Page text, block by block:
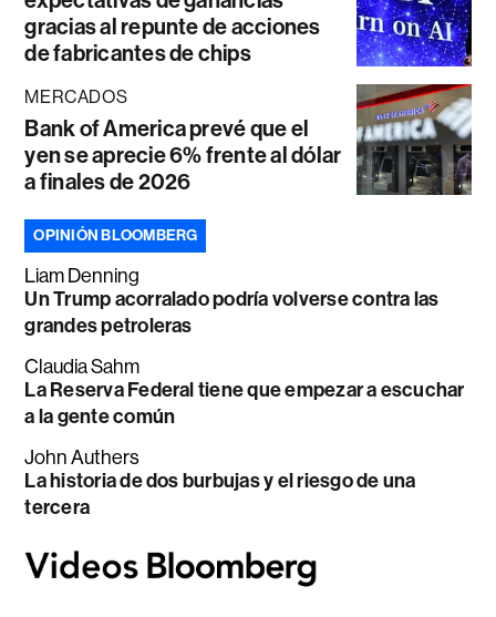
gracias al repunte de acciones
de fabricantes de chips
MERCADOS
Bank of America prevé que el
yen se aprecie 6% frente al dólar
a finales de 2026
OPINIÓN BLOOMBERG
Liam Denning
Un Trump acorralado podría volverse contra las
grandes petroleras
Claudia Sahm
La Reserva Federal tiene que empezar a escuchar
a la gente común
John Authers
La historia de dos burbujas y el riesgo de una
tercera